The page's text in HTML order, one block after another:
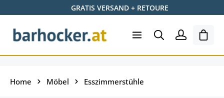
Zum Hauptinhalt springenGRATIS VERSAND + RETOURE
Home Möbel Esszimmerstühle